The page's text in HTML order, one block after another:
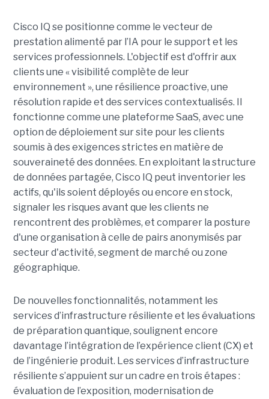
Cisco IQ se positionne comme le vecteur de
prestation alimenté par l’IA pour le support et les
services professionnels. L'objectif est d'offrir aux
clients une « visibilité complète de leur
environnement », une résilience proactive, une
résolution rapide et des services contextualisés. Il
fonctionne comme une plateforme SaaS, avec une
option de déploiement sur site pour les clients
soumis à des exigences strictes en matière de
souveraineté des données. En exploitant la structure
de données partagée, Cisco IQ peut inventorier les
actifs, qu'ils soient déployés ou encore en stock,
signaler les risques avant que les clients ne
rencontrent des problèmes, et comparer la posture
d'une organisation à celle de pairs anonymisés par
secteur d'activité, segment de marché ou zone
géographique.
De nouvelles fonctionnalités, notamment les
services d’infrastructure résiliente et les évaluations
de préparation quantique, soulignent encore
davantage l’intégration de l’expérience client (CX) et
de l’ingénierie produit. Les services d’infrastructure
résiliente s’appuient sur un cadre en trois étapes :
évaluation de l’exposition, modernisation de